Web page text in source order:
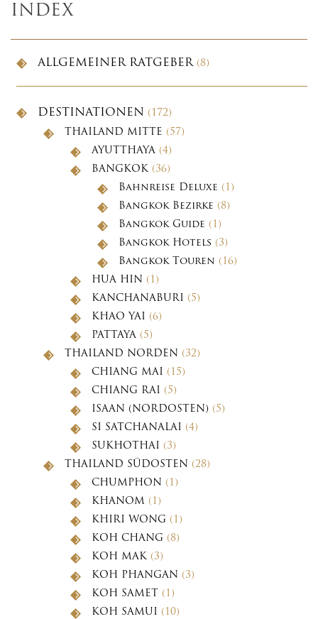
INDEX
ALLGEMEINER RATGEBER(8)
DESTINATIONEN (172)
THAILAND MITTE (57)
AYUTTHAYA (4)
BANGKOK(36)
Bahnreise Deluxe (1)
Bangkok Bezirke (8)
Bangkok Guide (1)
Bangkok Hotels (3)
Bangkok Touren (16)
HUA HIN (1)
KANCHANABURI (5)
KHAO YAI (6)
PATTAYA (5)
THAILAND NORDEN (32)
CHIANG MAI (15)
CHIANG RAI (5)
ISAAN (NORDOSTEN) (5)
SI SATCHANALAI (4)
SUKHOTHAI (3)
THAILAND SÜDOSTEN (28)
CHUMPHON (1)
KHANOM (1)
KHIRI WONG (1)
KOH CHANG (8)
KOH MAK(3)
KOH PHANGAN (3)
KOH SAMET (1)
KOH SAMUI (10)